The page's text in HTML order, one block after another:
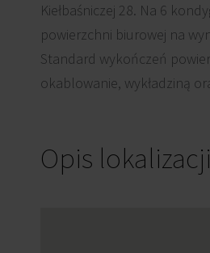
Kiełbaśniczej 28. Na 6
powierzchni biurowej na
Standard wykończeń
okablowanie, wykładziną
Opis lokalizacji